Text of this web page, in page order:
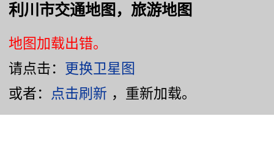
利川市交通地图，旅游地图
地图加载出错。
请点击： 更换卫星图
或者： 点击刷新 ，重新加载。